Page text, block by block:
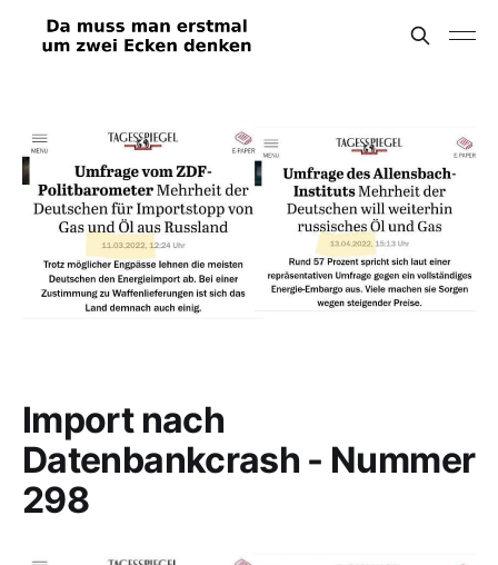
Import nach
Datenbankcrash - Nummer
298